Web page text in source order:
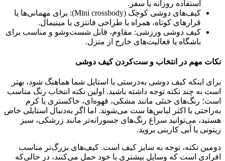
استفاده روزانه یا سفر.
کیف‌های دوشی کوچک (Mini crossbody): برای مهمانی‌ها یا
قرارهای کوتاه، همراه با طراحی فانتزی یا مینیمال.
کیف دوشی ورزشی: مقاوم، قابل شست‌وشو و مناسب برای
باشگاه یا فعالیت‌های خارج از منزل.
نکات مهم در انتخاب و ست‌کردن کیف دوشی
برای اینکه کیف دوشی به‌درستی با استایل شما هماهنگ شود، بهتر
است به چند نکته توجه داشته باشید. اولین نکته انتخاب رنگ مناسب
است؛ رنگ‌های خنثی مانند مشکی، قهوه‌ای، خاکستری یا کرم
به‌راحتی با اکثر لباس‌ها ست می‌شوند. اما اگر به‌دنبال استایلی خاص
هستید، می‌توانید سراغ رنگ‌های جسورانه‌تر مانند زرشکی، سبز
زیتونی یا آبی کاربنی بروید.
دومین نکته، توجه به سایز کیف است. کیف‌های بزرگ‌تر مناسب
افرادی است که وسایل بیشتری با خود حمل می‌کنند، در حالی‌که